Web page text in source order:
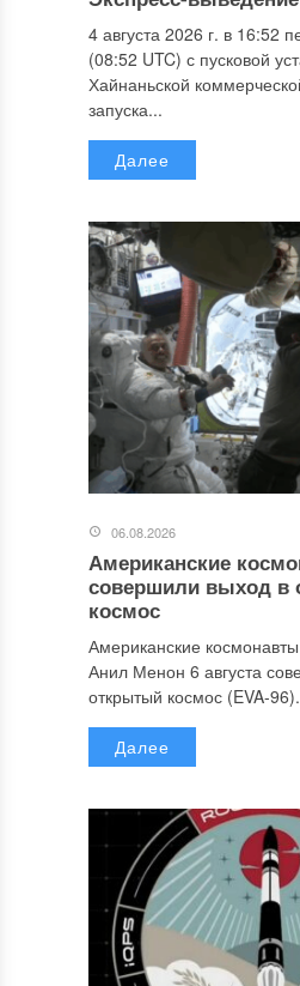
4 августа 2026 г. в 16:52
(08:52 UTC) с пусковой
Хайнаньской
запуска...
Далее
06.08.2026
Американские
совершили выход в
космос
Американские
Анил Менон 6 августа
открытый космос (EVA-
Далее